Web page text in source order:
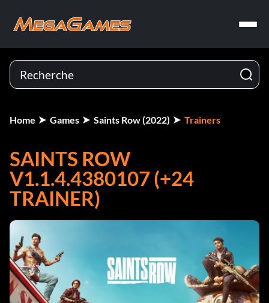
Home Games Saints Row (2022) Trainers
SAINTS ROW
V1.1.4.4380107 (+24
TRAINER)